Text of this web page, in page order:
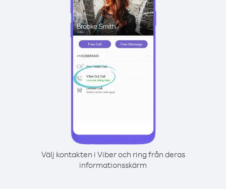
Välj kontakten i Viber och ring från deras
informationsskärm